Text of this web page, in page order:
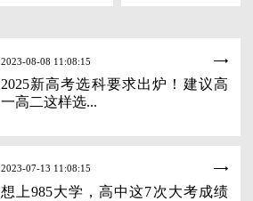
2023-08-08 11:08:15
2025新高考选科要求出炉！建议高
一高二这样选...
2023-07-13 11:08:15
想上985大学，高中这7次大考成绩